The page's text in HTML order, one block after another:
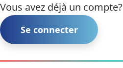
Vous avez déjà un compte?
Se connecter